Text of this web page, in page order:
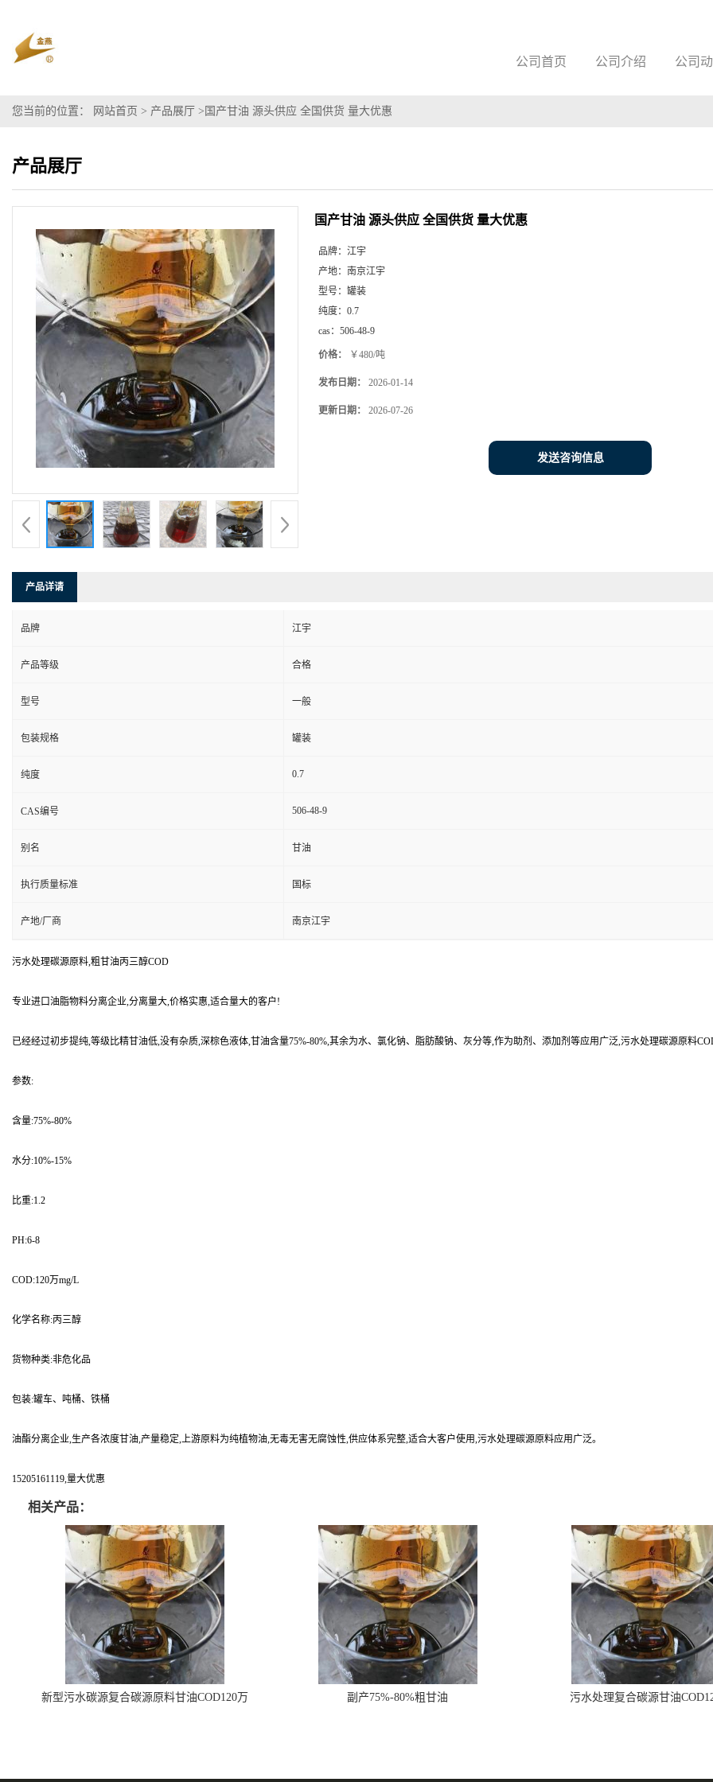
公司首页 公司介绍 公司
您当前的位置： 网站首页 > 产品展厅 > 国产甘油 源头供应 全国供货 量大优惠
产品展厅
国产甘油 源头供应 全国供货 量大优惠
品牌： 江宇
产地： 南京江宇
型号： 罐装
纯度： 0.7
cas： 506-48-9
价格： ￥480/吨
发布日期： 2026-01-14
更新日期： 2026-07-26
发送咨询信息
产品详请
品牌 江宇
产品等级 合格
型号 一般
包装规格 罐装
纯度 0.7
CAS编号 506-48-9
别名 甘油
执行质量标准 国标
产地/厂商 南京江宇
污水处理碳源原料,粗甘油丙三醇COD
专业进口油脂物料分离企业,分离量大,价格实惠,适合量大的客户!
已经经过初步提纯,等级比精甘油低,没有杂质,深棕色液体,甘油含量75%-80%,其余为水、氯化钠、脂肪酸钠、灰分等,作为助剂、添加剂等应用广泛,污水处理碳源原料
参数:
含量:75%-80%
水分:10%-15%
比重:1.2
PH:6-8
COD:120万mg/L
化学名称:丙三醇
货物种类:非危化品
包装:罐车、吨桶、铁桶
油酯分离企业,生产各浓度甘油,产量稳定,上游原料为纯植物油,无毒无害无腐蚀性,供应体系完整,适合大客户使用,污水处理碳源原料应用广泛。
15205161119,量大优惠
相关产品：
新型污水碳源复合碳源原料甘油COD120万 副产75%-80%粗甘油 污水处理复合碳源甘油